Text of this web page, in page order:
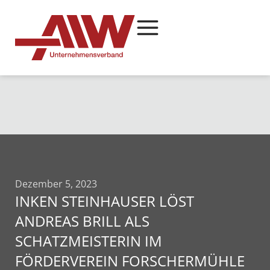
Dezember 5, 2023
INKEN STEINHAUSER LÖST
ANDREAS BRILL ALS
SCHATZMEISTERIN IM
FÖRDERVEREIN FORSCHERMÜHLE